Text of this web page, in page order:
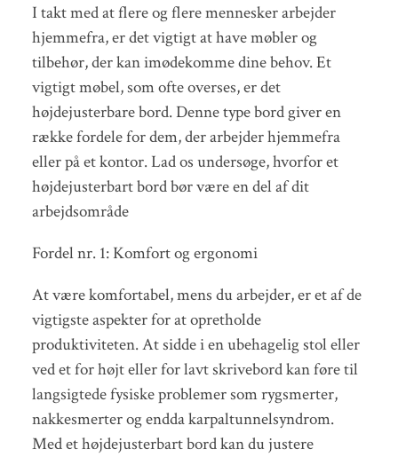
I takt med at flere og flere mennesker arbejder
hjemmefra, er det vigtigt at have møbler og
tilbehør, der kan imødekomme dine behov. Et
vigtigt møbel, som ofte overses, er det
højdejusterbare bord. Denne type bord giver en
række fordele for dem, der arbejder hjemmefra
eller på et kontor. Lad os undersøge, hvorfor et
højdejusterbart bord bør være en del af dit
arbejdsområde
Fordel nr. 1: Komfort og ergonomi
At være komfortabel, mens du arbejder, er et af de
vigtigste aspekter for at opretholde
produktiviteten. At sidde i en ubehagelig stol eller
ved et for højt eller for lavt skrivebord kan føre til
langsigtede fysiske problemer som rygsmerter,
nakkesmerter og endda karpaltunnelsyndrom.
Med et højdejusterbart bord kan du justere